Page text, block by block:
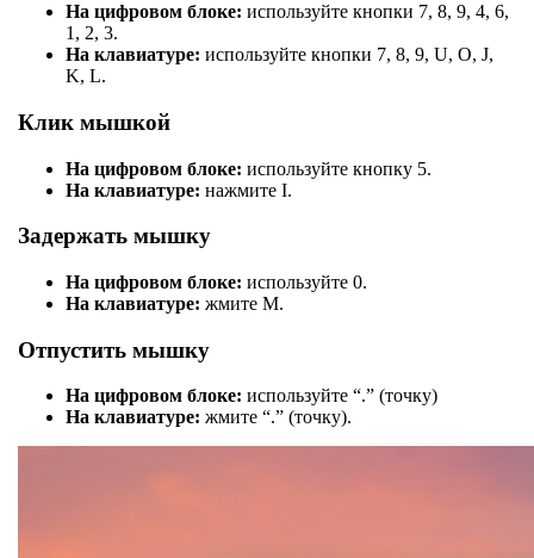
На цифровом блоке: используйте кнопки 7, 8, 9, 4, 6,
1, 2, 3.
На клавиатуре: используйте кнопки 7, 8, 9, U, O, J,
K, L.
Клик мышкой
На цифровом блоке: используйте кнопку 5.
На клавиатуре: нажмите I.
Задержать мышку
На цифровом блоке: используйте 0.
На клавиатуре: жмите M.
Отпустить мышку
На цифровом блоке: используйте “.” (точку)
На клавиатуре: жмите “.” (точку).